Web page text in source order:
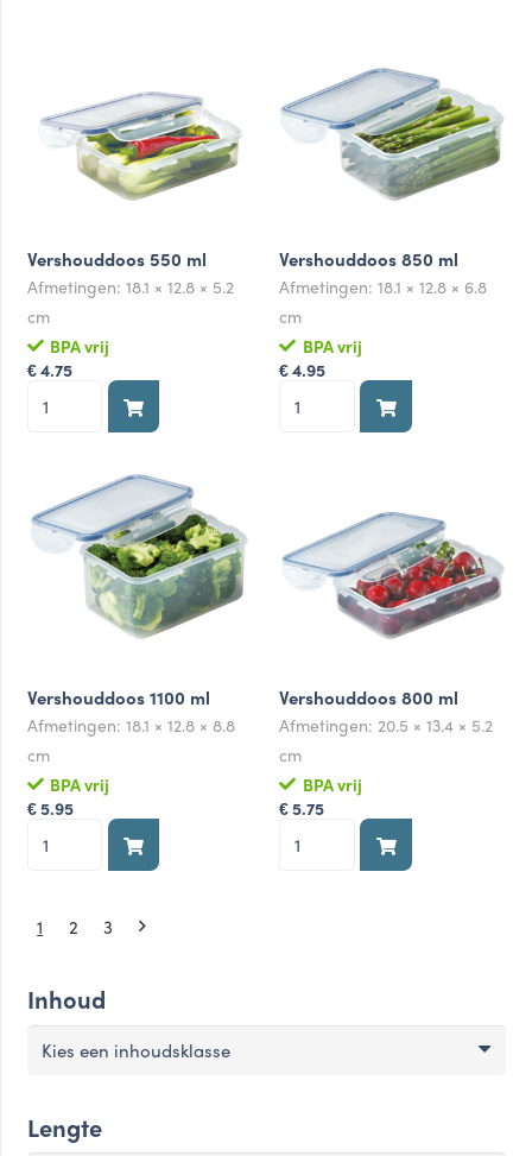
Inhoud
Kies een inhoudsklasse
Lengte
aantal
Vershouddoos 550 ml
Afmetingen: 18.1 × 12.8 × 5.2
cm
BPA vrij
€ 4.75
Vershouddoos
Vershouddoos 850 ml
Afmetingen:18.1 × 12.8 × 6.8
cm
BPA vrij
€ 4.95
Vershouddoos
Vershouddoos 1100 ml
Afmetingen: 18.1 × 12.8 × 8.8
cm
BPA vrij
€ 5.95
Vershouddoos
aantal
Vershouddoos 800 ml
Afmetingen: 20.5 × 13.4 × 5.2
cm
BPA vrij
€ 5.75
Vershouddoos
1 2 3